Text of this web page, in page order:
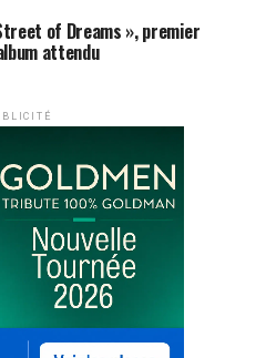
of Dreams », premier
attendu